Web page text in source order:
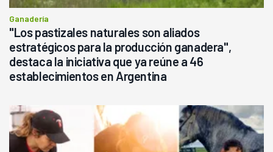
Ganadería
"Los pastizales naturales son aliados
estratégicos para la producción ganadera",
destaca la iniciativa que ya reúne a 46
establecimientos en Argentina